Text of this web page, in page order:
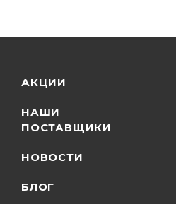
АКЦИИ
НАШИ
ПОСТАВЩИКИ
НОВОСТИ
БЛОГ